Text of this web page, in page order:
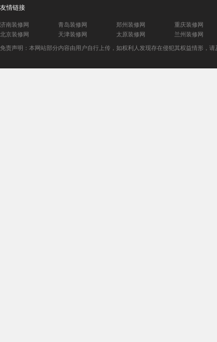
友情链接
济南装修网 青岛装修网 郑州装修网
重庆装修网
北京装修网
天津装修网 太原装修网
兰州装修网
免责声明：本网站部分内容由用户自行上传，如权利人发现存在侵犯其权益情形，